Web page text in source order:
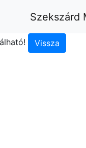
Szekszárd